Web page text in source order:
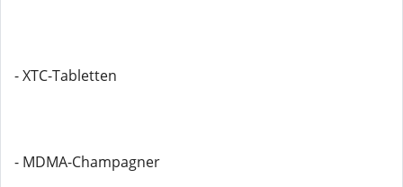
- XTC-Tabletten
- MDMA-Champagner